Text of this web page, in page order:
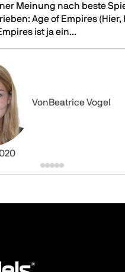
Meinung nach beste
Age of Empires (Hier,
ist ja ein...
Age of Empires III: DE mit
VonBeatrice Vogel